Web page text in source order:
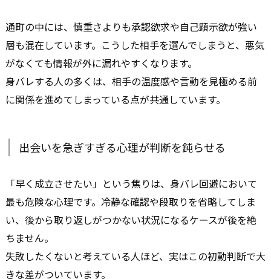
通町の中には、慎重さよりも承認欲求や自己顕示欲が強い
層も混在しています。こうした相手を選んでしまうと、悪気
がなくても情報が外に漏れやすくなります。
身バレする人の多くは、相手の温度感や言動を見極める前
に関係を進めてしまっている点が共通しています。
出会いを急ぎすぎる心理が判断を鈍らせる
「早く成立させたい」という焦りは、身バレ回避において
最も危険な心理です。冷静な確認や段取りを省略してしま
い、後から取り返しがつかない状況になるケースが後を絶
ちません。
失敗したくないと考えている人ほど、実はこの初動判断で大
きな差がついています。